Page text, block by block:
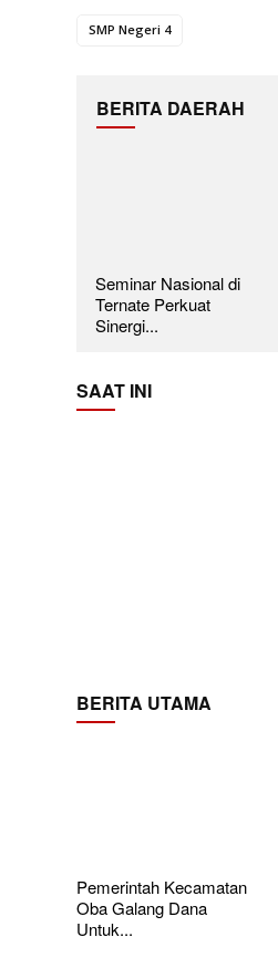
SMP Negeri 4
BERITA DAERAH
Seminar Nasional di
Ternate Perkuat
Sinergi...
SAAT INI
BERITA UTAMA
Pemerintah Kecamatan
Oba Galang Dana
Untuk...